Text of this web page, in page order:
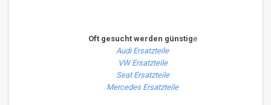
Oft gesucht werden günstige
Audi Ersatzteile
VW Ersatzteile
Seat Ersatzteile
Mercedes Ersatzteile